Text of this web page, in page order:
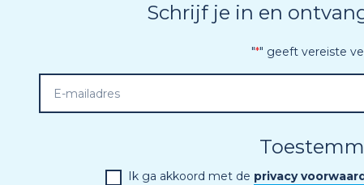
Schrijf je in en
"*" geeft vereiste
Ik ga akkoord met de privacy